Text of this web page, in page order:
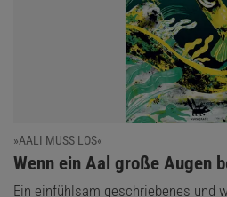
»AALI MUSS LOS«
:
Wenn ein Aal große Augen
Ein einfühlsam geschriebenes und